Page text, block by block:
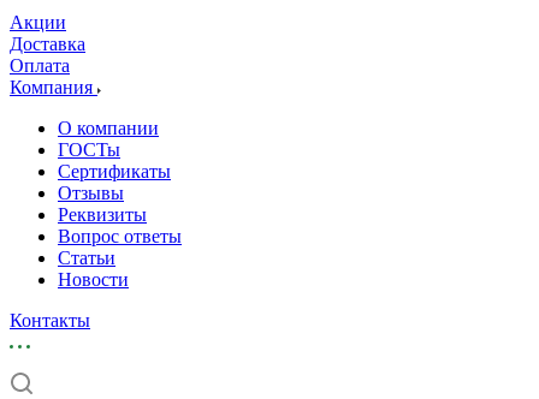
Акции
Доставка
Оплата
Компания
О компании
ГОСТы
Сертификаты
Отзывы
Реквизиты
Вопрос ответы
Статьи
Новости
Контакты